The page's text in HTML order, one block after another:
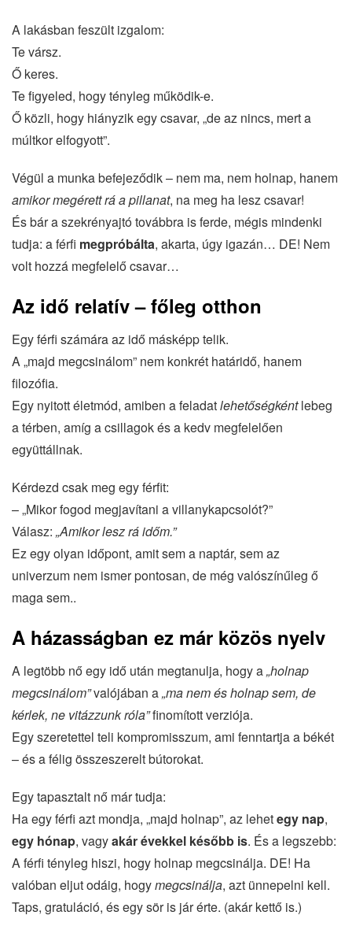
A lakásban feszült izgalom:
Te vársz.
Ő keres.
Te figyeled, hogy tényleg működik-e.
Ő közli, hogy hiányzik egy csavar, „de az nincs, mert a
múltkor elfogyott”.
Végül a munka befejeződik – nem ma, nem holnap, hanem
amikor megérett rá a pillanat, na meg ha lesz csavar!
És bár a szekrényajtó továbbra is ferde, mégis mindenki
tudja: a férfi megpróbálta, akarta, úgy igazán… DE! Nem
volt hozzá megfelelő csavar…
Az idő relatív – főleg otthon
Egy férfi számára az idő másképp telik.
A „majd megcsinálom” nem konkrét határidő, hanem
filozófia.
Egy nyitott életmód, amiben a feladatlehetőségkéntlebeg
a térben, amíg a csillagok és a kedv megfelelően
együttállnak.
Kérdezd csak meg egy férfit:
– „Mikor fogod megjavítani a villanykapcsolót?”
Válasz: „Amikor lesz rá időm.”
Ez egy olyan időpont, amit sem a naptár, sem az
univerzum nem ismer pontosan, de még valószínűleg ő
maga sem..
A házasságban ez már közös nyelv
A legtöbb nő egy idő után megtanulja, hogy a„holnap
megcsinálom”valójában a„ma nem és holnap sem, de
kérlek, ne vitázzunk róla”finomított verziója.
Egy szeretettel teli kompromisszum, ami fenntartja a békét
– és a félig összeszerelt bútorokat.
Egy tapasztalt nő már tudja:
Ha egy férfi azt mondja, „majd holnap”, az lehetegy nap,
egy hónap, vagyakár évekkel később is. És a legszebb:
A férfi tényleg hiszi, hogy holnap megcsinálja. DE! Ha
valóban eljut odáig, hogymegcsinálja, azt ünnepelni kell.
Taps, gratuláció, és egy sör is jár érte. (akár kettő is.)